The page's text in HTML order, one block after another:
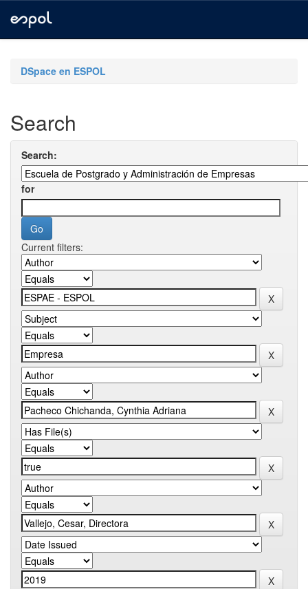
navigationDSpace en ESPOL
Search
Search:
for
Current filters: